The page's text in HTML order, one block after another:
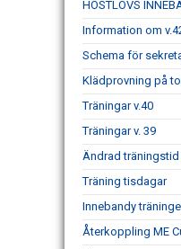
HÖSTLOVS
Information om
Schema för
Klädprovning på
Träningar v.40
Träningar v. 39
Ändrad
Träning tisdagar
Innebandy
Återkoppling ME